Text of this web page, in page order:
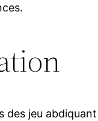
jeu